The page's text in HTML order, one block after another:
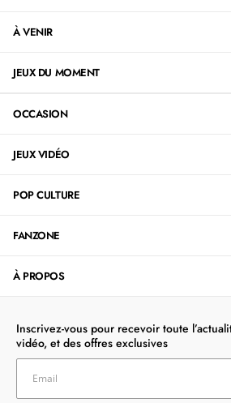
À VENIR
JEUX DU MOMENT
OCCASION
JEUX VIDÉO
POP CULTURE
FANZONE
À PROPOS
Inscrivez-vous pour recevoir toute
vidéo, et des offres exclusives
Email